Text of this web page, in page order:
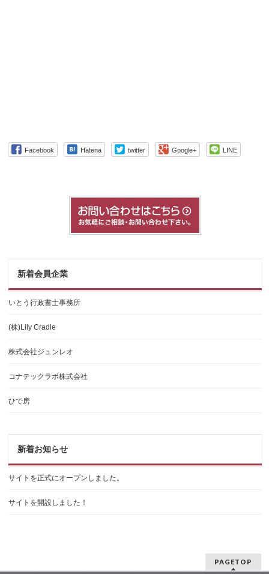
Facebook Hatena twitter Google+ LINE
新着会員企業
いとう行政書士事務所
(株)Lily Cradle
株式会社ジュンレオ
コナテックラボ株式会社
ひで房
新着お知らせ
サイトを正式にオープンしました。
サイトを開設しました！
PAGETOP